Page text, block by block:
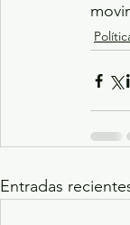
Entradas